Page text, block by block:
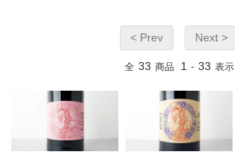
< Prev Next >
全 33 商品 1 - 33 表示